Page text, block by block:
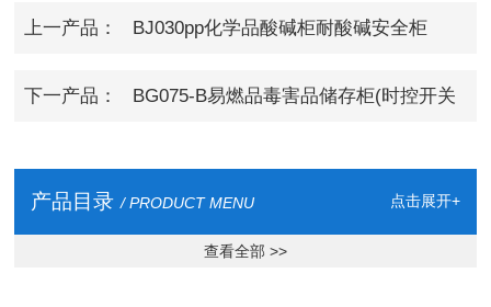
上一产品： BJ030pp化学品酸碱柜耐酸碱安全柜
下一产品： BG075-B易燃品毒害品储存柜(时控开关
产品目录 / PRODUCT MENU 点击展开+
查看全部 >>